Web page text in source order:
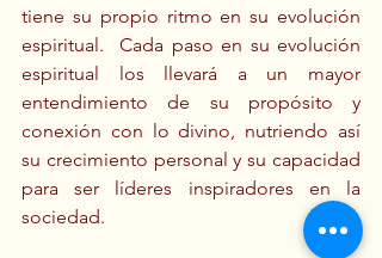
tiene su propio ritmo en su evolución
espiritual.  Cada paso en su evolución
espiritual los llevará a un mayor
entendimiento de su propósito y
conexión con lo divino, nutriendo así
su crecimiento personal y su capacidad
para ser líderes inspiradores en la
sociedad.